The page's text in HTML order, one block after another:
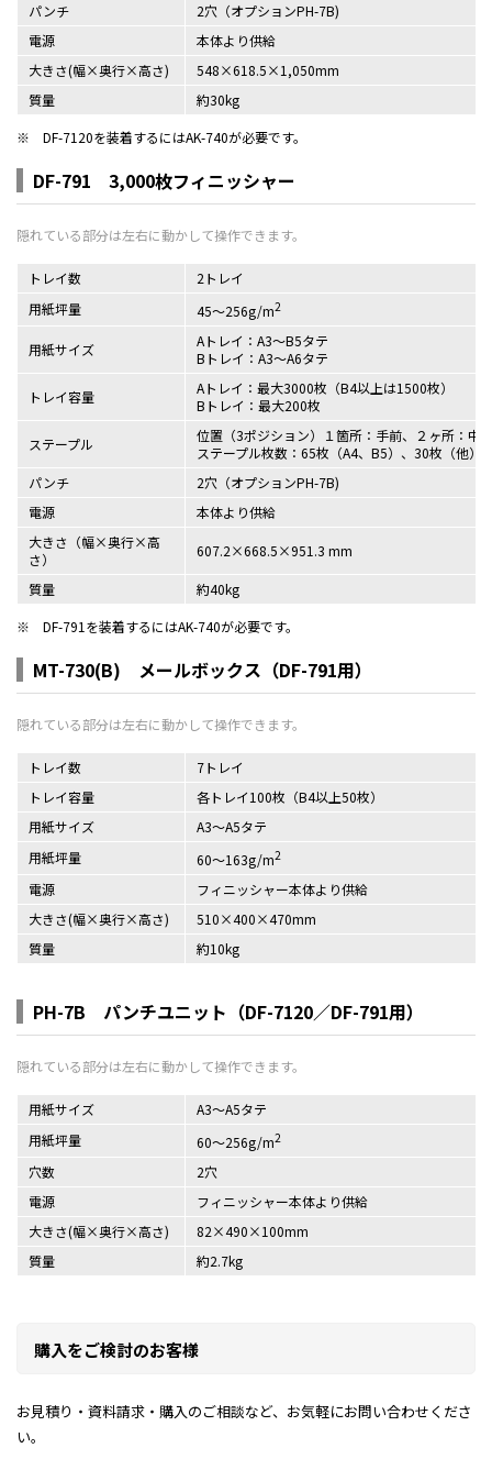
パンチ
2穴（オプションPH-7B)
電源
本体より供給
大きさ(幅×奥行×高さ)
548×618.5×1,050mm
質量
約30kg
※
DF-7120を装着するにはAK-740が必要です。
DF-791 3,000枚フィニッシャー
トレイ数
2トレイ
用紙坪量
45～256g/m2
用紙サイズ
Aトレイ：A3～B5タテ
Bトレイ：A3～A6タテ
トレイ容量
Aトレイ：最大3000枚（B4以上は1500枚）
Bトレイ：最大200枚
ステープル
位置（3ポジション）１箇所：手前、２ヶ所：中
ステープル枚数：65枚（A4、B5）、30枚（他）
パンチ
2穴（オプションPH-7B)
電源
本体より供給
大きさ（幅×奥行×高
さ）
607.2×668.5×951.3 mm
質量
約40kg
※
DF-791を装着するにはAK-740が必要です。
MT-730(B) メールボックス（DF-791用）
トレイ数
7トレイ
トレイ容量
各トレイ100枚（B4以上50枚）
用紙サイズ
A3～A5タテ
用紙坪量
60～163g/m2
電源
フィニッシャー本体より供給
大きさ(幅×奥行×高さ)
510×400×470mm
質量
約10kg
PH-7B パンチユニット（DF-7120／DF-791用）
用紙サイズ
A3～A5タテ
用紙坪量
60～256g/m2
穴数
2穴
電源
フィニッシャー本体より供給
大きさ(幅×奥行×高さ)
82×490×100mm
質量
約2.7kg
購入をご検討のお客様
お見積り・資料請求・購入のご相談など、お気軽にお問い合わせくださ
い。